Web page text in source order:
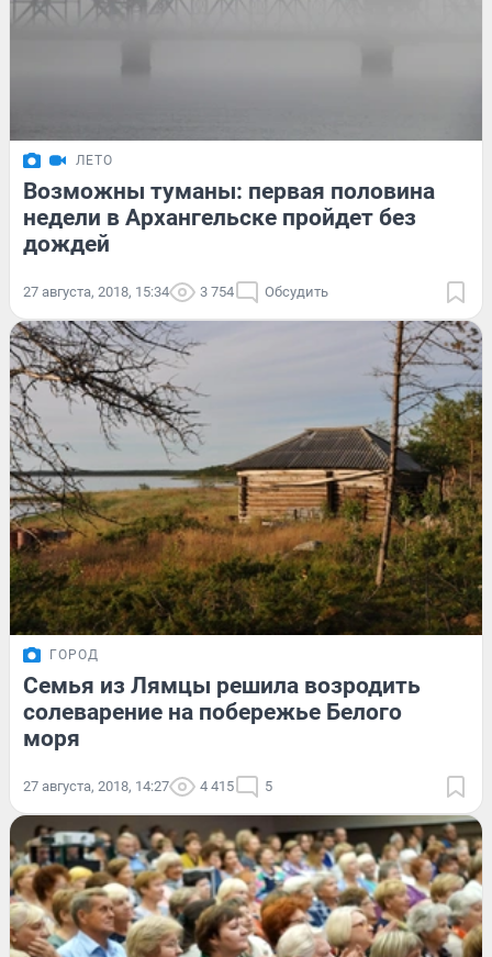
ЛЕТО
Возможны туманы: первая половина
недели в Архангельске пройдет без
дождей
27 августа, 2018, 15:34 3 754 Обсудить
ГОРОД
Семья из Лямцы решила возродить
солеварение на побережье Белого
моря
27 августа, 2018, 14:27 4 415 5